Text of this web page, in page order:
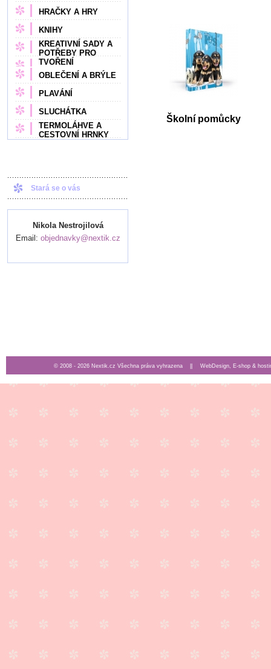
HRAČKY A HRY
KNIHY
KREATIVNÍ SADY A
POTŘEBY PRO
TVOŘENÍ
OBLEČENÍ A BRÝLE
PLAVÁNÍ
SLUCHÁTKA
TERMOLÁHVE A
CESTOVNÍ HRNKY
Stará se o vás
Nikola Nestrojilová
Email: objednavky@nextik.cz
Školní pomůcky
© 2008 - 2026 Nextik.cz Všechna práva vyhrazena || WebDesign, E-shop &